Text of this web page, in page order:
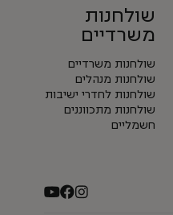
שולחנות
משרדיים
שולחנות משרדיים
שולחנות מנהלים
שולחנות לחדרי ישיבות
שולחנות מתכווננים
חשמליים